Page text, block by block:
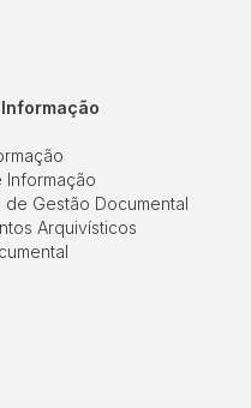
Gestão Documental
Arquivísticos